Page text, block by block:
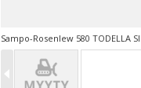
Sampo-Rosenlew 580 TODELLA